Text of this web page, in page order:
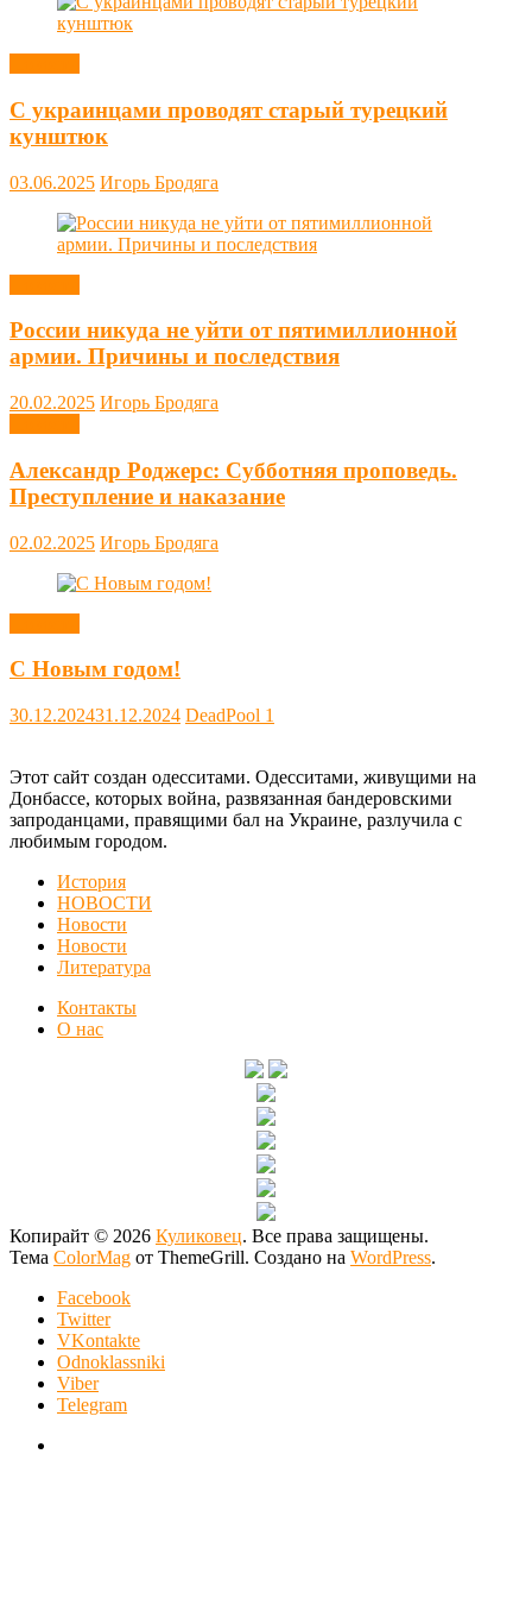
С украинцами проводят старый турецкий
кунштюк
03.06.2025 Игорь Бродяга
России никуда не уйти от пятимиллионной
армии. Причины и последствия
20.02.2025 Игорь Бродяга
Александр Роджерс: Субботняя проповедь.
Преступление и наказание
02.02.2025 Игорь Бродяга
С Новым годом!
30.12.202431.12.2024 DeadPool 1
Этот сайт создан одесситами. Одесситами, живущими на
Донбассе, которых война, развязанная бандеровскими
запроданцами, правящими бал на Украине, разлучила с
любимым городом.
История
НОВОСТИ
Новости
Новости
Литература
Контакты
О нас
Копирайт © 2026 Куликовец. Все права защищены.
Тема ColorMag от ThemeGrill. Создано на WordPress.
Facebook
Twitter
VKontakte
Odnoklassniki
Viber
Telegram